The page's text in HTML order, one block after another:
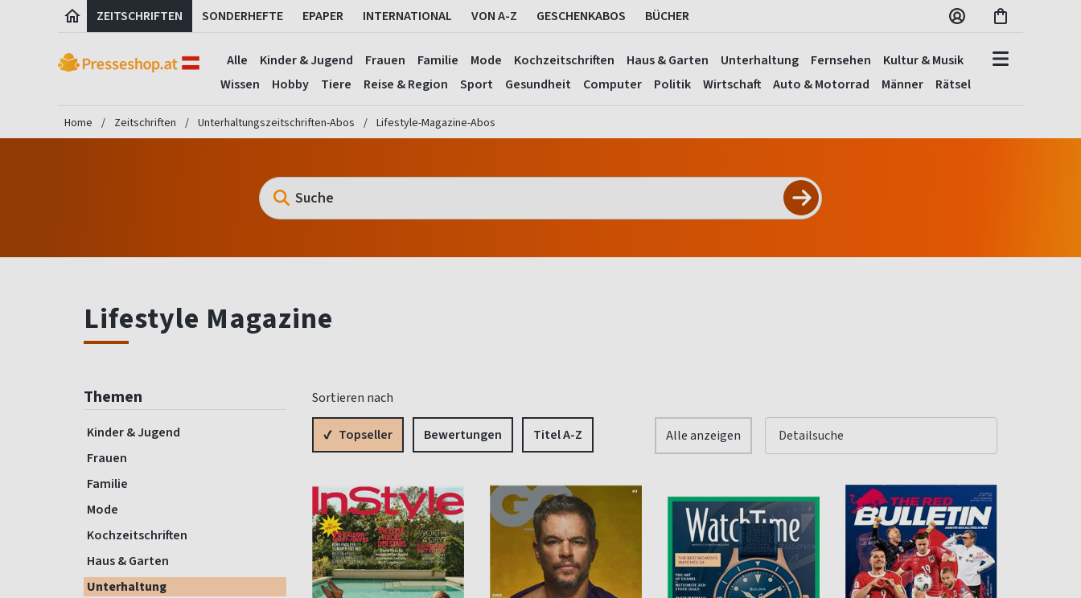
ZEITSCHRIFTEN SONDERHEFTE EPAPER INTERNATIONAL VON A-Z GESCHENKABOS BÜCHER
Alle Kinder & Jugend Frauen Familie Mode Kochzeitschriften Haus & Garten Unterhaltung Fernsehen
Kultur & Musik
Wissen
Hobby Tiere Reise & Region Sport Gesundheit Computer Politik Wirtschaft Auto & Motorrad Männer Rätsel
Home Zeitschriften Unterhaltungszeitschriften-Abos Lifestyle-Magazine-Abos
Lifestyle Magazine
Themen
Kinder & Jugend
Frauen
Familie
Mode
Kochzeitschriften
Haus & Garten
Unterhaltung
Sortieren nach
Topseller Bewertungen Titel A-Z Alle anzeigen